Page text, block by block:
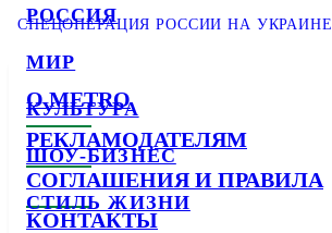
РОССИЯ
МИР
КУЛЬТУРА
ШОУ-БИЗНЕС
СТИЛЬ ЖИЗНИ
СПЕЦОПЕРАЦИЯ РОССИИ НА УКРАИНЕ
О METRO
РЕКЛАМОДАТЕЛЯМ
СОГЛАШЕНИЯ И ПРАВИЛА
КОНТАКТЫ